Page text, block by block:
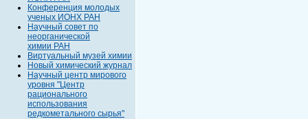
Конференция молодых
ученых ИОНХ РАН
Научный совет по
неорганической
химии РАН
Виртуальный музей химии
Новый химический журнал
Научный центр мирового
уровня "Центр
рационального
использования
редкометального сырья"